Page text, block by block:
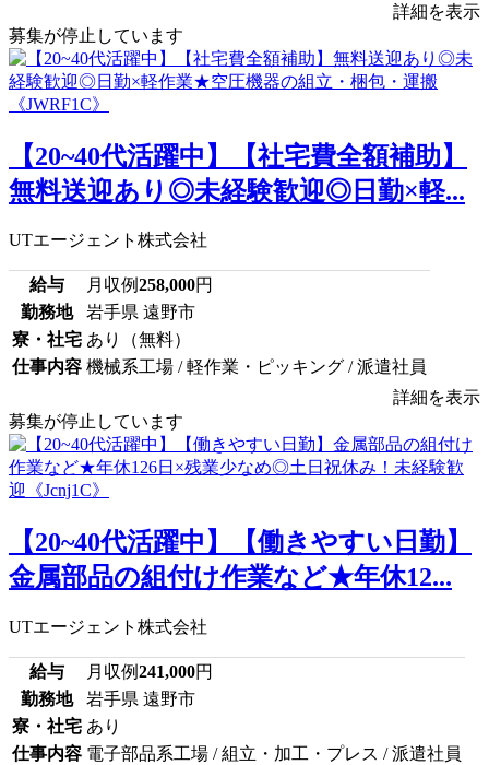
詳細を表示
募集が停止しています
【20~40代活躍中】【社宅費全額補助】
無料送迎あり◎未経験歓迎◎日勤×軽...
UTエージェント株式会社
給与 月収例258,000円
勤務地
岩手県 遠野市
寮・社宅 あり（無料）
仕事内容 機械系工場 / 軽作業・ピッキング / 派遣社員
詳細を表示
募集が停止しています
【20~40代活躍中】【働きやすい日勤】
金属部品の組付け作業など★年休12...
UTエージェント株式会社
給与 月収例241,000円
勤務地
岩手県 遠野市
寮・社宅 あり
仕事内容 電子部品系工場 / 組立・加工・プレス / 派遣社員